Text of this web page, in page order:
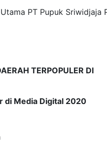
PT Pupuk Sriwidjaja
TERPOPULER DI
di Media Digital 2020